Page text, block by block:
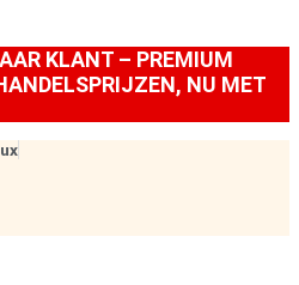
KLANT – PREMIUM
NU MET